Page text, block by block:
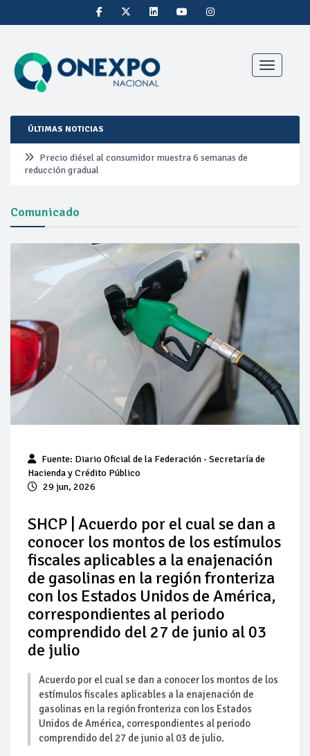
Toggle
ÚLTIMAS NOTICIAS
Precio diésel al consumidor muestra 6 semanas de
reducción gradual
Pemex ante la refinación clandestina
Petrobras duplica ganancias en segundo trimestre por
precios del petróleo y producción récord
Cautela en el mercado por conversaciones Irán-Omán
mantienen precios al alza
Pierde Pemex 71 millones de pesos al día por
"procesadoras" ilegales
Pacto dispara 83% ventas diésel Pemex
Incertidumbre regulatoria pone a prueba las inversiones de
las Estaciones de Servicio familiares
espera estabilización del mercado
Baja 5% más el precio internacional del crudo por posible
Petróleo continúa su descenso en el mercado internacional
Comunicado
Fuente: Diario Oficial de la Federación- Secretaría de
Hacienda y Crédito Público
29 jun, 2026
SHCP | Acuerdo por el cual se dan a
conocer los montos de los estímulos
fiscales aplicables a la enajenación
de gasolinas en la región fronteriza
con los Estados Unidos de América,
correspondientes al periodo
comprendido del 27 de junio al 03
de julio
Acuerdo por el cual se dan a conocer los montos de los
estímulos fiscales aplicables a la enajenación de
gasolinas en la región fronteriza con los Estados
Unidos de América, correspondientes al periodo
comprendido del 27 de junio al 03 de julio.